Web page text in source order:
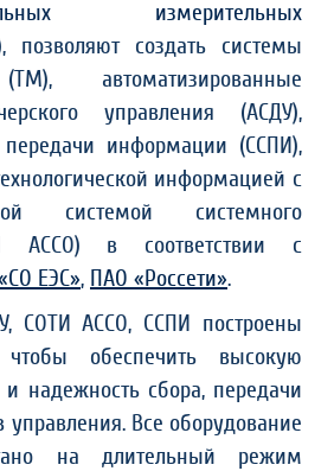
измерительных
позволяют создать системы
автоматизированные
управления (АСДУ),
информации (ССПИ),
информацией с
системой cистемного
АССО) в соответствии с
ЕЭС», ПАО «Россети».
СОТИ АССО, ССПИ построены
обеспечить высокую
и надежность сбора, передачи
управления. Все оборудование
на длительный режим